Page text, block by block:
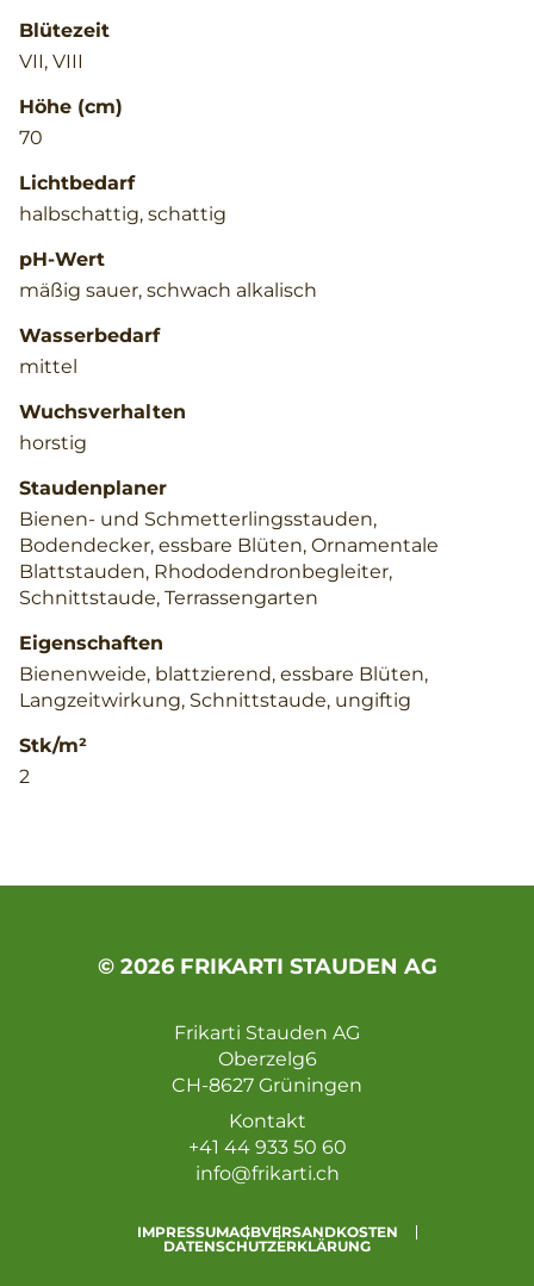
Blütezeit
VII, VIII
Höhe (cm)
70
Lichtbedarf
halbschattig, schattig
pH-Wert
mäßig sauer, schwach alkalisch
Wasserbedarf
mittel
Wuchsverhalten
horstig
Staudenplaner
Bienen- und Schmetterlingsstauden,
Bodendecker, essbare Blüten, Ornamentale
Blattstauden, Rhododendronbegleiter,
Schnittstaude, Terrassengarten
Eigenschaften
Bienenweide, blattzierend, essbare Blüten,
Langzeitwirkung, Schnittstaude, ungiftig
Stk/m²
2
© 2026 FRIKARTI STAUDEN AG
Frikarti Stauden AG
Oberzelg6
CH-8627 Grüningen
Kontakt
+41 44 933 50 60
info@frikarti.ch
IMPRESSUMAGBVERSANDKOSTEN
DATENSCHUTZERKLÄRUNG